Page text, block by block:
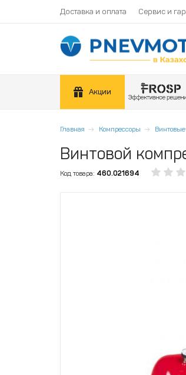
Доставка и оплата Сервис и
Акции
Главная Компрессоры Винтовые
Винтовой
Код товара: 460.021694